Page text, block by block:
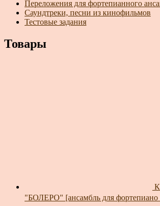
Переложения для фортепианного
Саундтреки, песни из кинофильмов
Тестовые задания
Товары
"БОЛЕРО" [ансамбль для фортепиано